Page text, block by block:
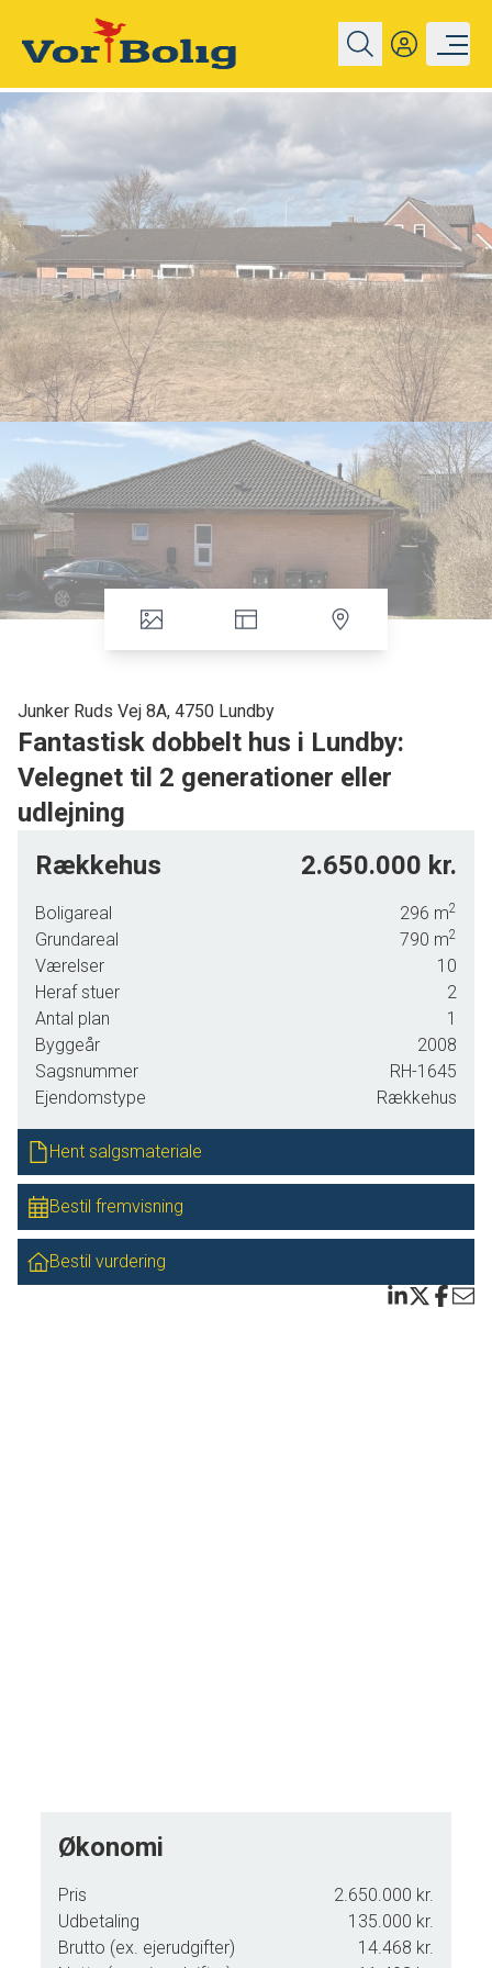
Junker Ruds Vej 8A, 4750 Lundby
Fantastisk dobbelt hus i Lundby:
Velegnet til 2 generationer eller
udlejning
en unik mulighed for at erhverve to skønne rækkehuse
kvadratmeter, opført i 2008, er disse hjem designet med
både funktionalitet og æstetik for øje. Begge enheder er
indrettet ens og byder på rummelige rammer med hver fire
soveværelser, der giver plads til den store familie eller
mulighed for kontorplads til hjemmearbejde.
De lyse badeværelser er moderne indrettet og sikrer daglig
komfort. Det åbne køkken-alrum skaber et naturligt
samlingspunkt i huset, hvor madlavning og hyggelige
stunder kan gå hånd i hånd. Herfra træder man direkte ud i
den store opholdsstue, som bades i lys fra de store
vinduespartier – perfekt til afslapning eller gæstfri
sammenkomster.
Praktiske detaljer som bryggers og entre gør hverdagen
nemmere med god opbevaringsplads og funktionelle
Rækkehus 2.650.000 kr.
Boligareal 296 m2
Grundareal 790 m2
Værelser
10
Heraf stuer
2
Antal plan
1
Byggeår
2008
Sagsnummer
RH-1645
Ejendomstype
Rækkehus
Hent salgsmateriale
Bestil fremvisning
Bestil vurdering
Økonomi
Pris
2.650.000 kr.
Udbetaling
135.000 kr.
Brutto (ex. ejerudgifter)
14.468 kr.